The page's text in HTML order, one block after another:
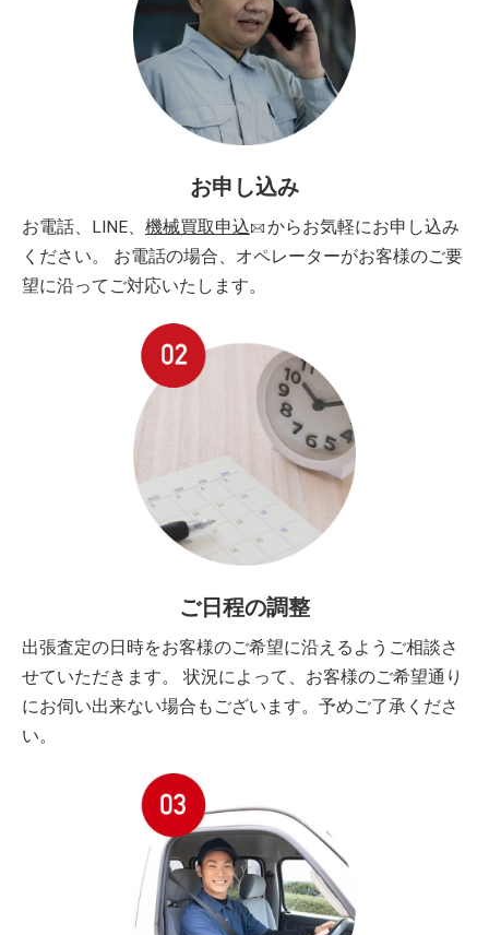
お申し込み
お電話、LINE、 機械買取申込
からお気軽にお申し込み
ください。 お電話の場合、オペレーターがお客様のご要
望に沿ってご対応いたします。
ご日程の調整
出張査定の日時をお客様のご希望に沿えるようご相談さ
せていただきます。 状況によって、お客様のご希望通り
にお伺い出来ない場合もございます。予めご了承くださ
い。